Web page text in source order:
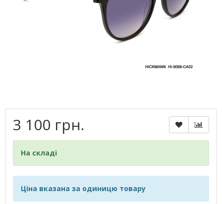
3 100 грн.
На складі
Ціна вказана за одиницю товару